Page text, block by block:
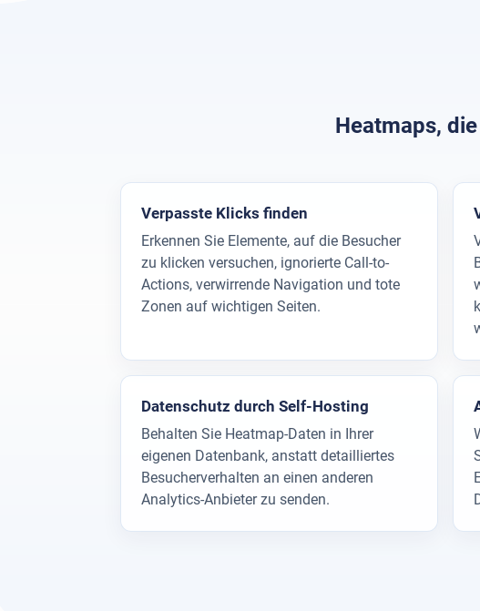
Heatmaps,
Verpasste Klicks finden
Erkennen Sie Elemente, auf die Besucher
zu klicken versuchen, ignorierte Call-to-
Actions, verwirrende Navigation und tote
Zonen auf wichtigen Seiten.
Datenschutz durch Self-Hosting
Behalten Sie Heatmap-Daten in Ihrer
eigenen Datenbank, anstatt detailliertes
Besucherverhalten an einen anderen
Analytics-Anbieter zu senden.